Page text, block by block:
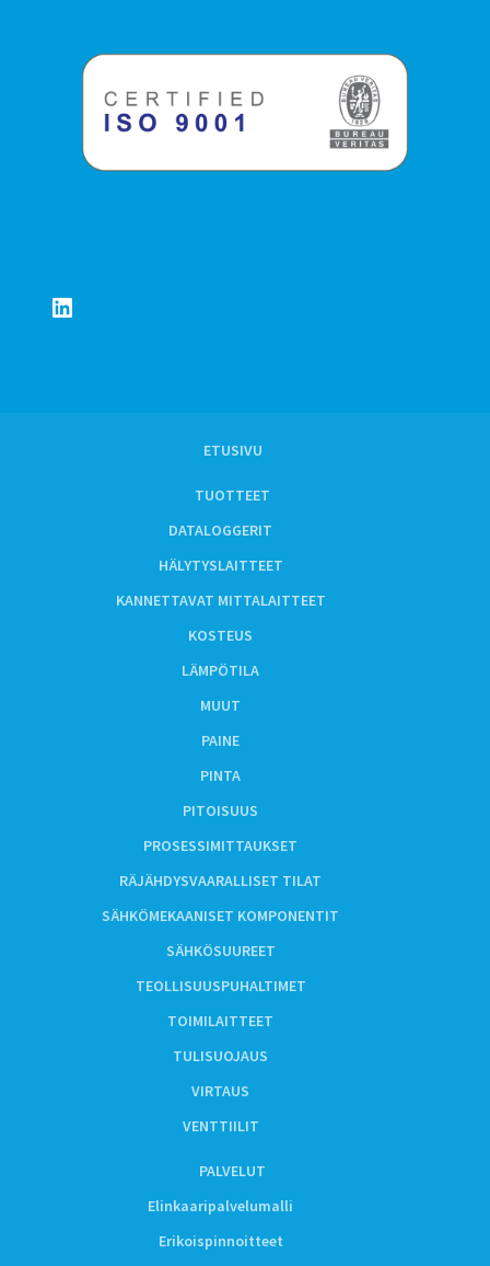
LinkedIn
ETUSIVU
TUOTTEET
DATALOGGERIT
HÄLYTYSLAITTEET
KANNETTAVAT MITTALAITTEET
KOSTEUS
LÄMPÖTILA
MUUT
PAINE
PINTA
PITOISUUS
PROSESSIMITTAUKSET
RÄJÄHDYSVAARALLISET TILAT
SÄHKÖMEKAANISET KOMPONENTIT
SÄHKÖSUUREET
TEOLLISUUSPUHALTIMET
TOIMILAITTEET
TULISUOJAUS
VIRTAUS
VENTTIILIT
PALVELUT
Elinkaaripalvelumalli
Erikoispinnoitteet